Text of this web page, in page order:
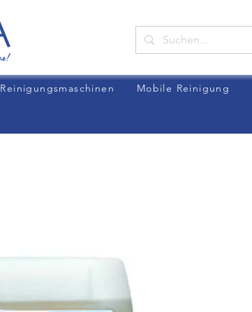
Reinigungsmaschinen Mobile Reinigung